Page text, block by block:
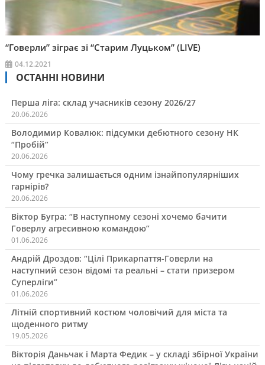
“Говерли” зіграє зі “Старим Луцьком” (LIVE)
04.12.2021
ОСТАННІ НОВИНИ
Перша ліга: склад учасників сезону 2026/27
20.06.2026
Володимир Ковалюк: підсумки дебютного сезону НК
“Пробій”
20.06.2026
Чому гречка залишається одним ізнайпопулярніших
гарнірів?
20.06.2026
Віктор Бугра: “В наступному сезоні хочемо бачити
Говерлу агресивною командою”
01.06.2026
Андрій Дроздов: “Цілі Прикарпаття-Говерли на
наступний сезон відомі та реальні – стати призером
Суперліги”
01.06.2026
Літній спортивний костюм чоловічий для міста та
щоденного ритму
19.05.2026
Вікторія Даньчак і Марта Федик – у складі збірної України